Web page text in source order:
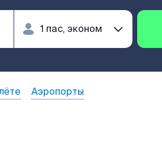
Аэропорты